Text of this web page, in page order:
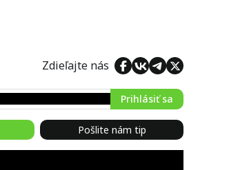
Zdieľajte nás
Prihlásiť sa
Pošlite nám tip